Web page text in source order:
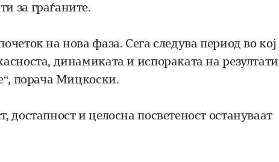
за граѓаните.
на нова фаза. Сега следува период во кој
динамиката и испораката на резултати
порача Мицкоски.
достапност и целосна посветеност остануваат